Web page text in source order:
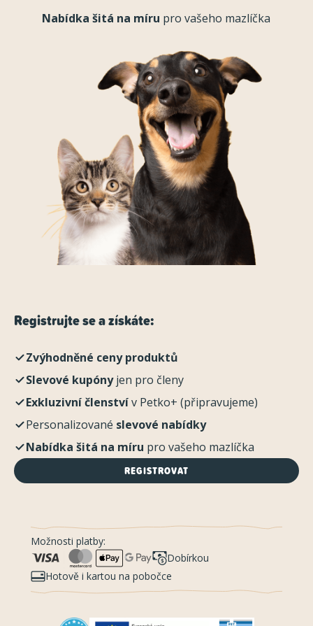
Nabídka šitá na míru pro vašeho mazlíčka
Registrujte se a získáte:
Zvýhodněné ceny produktů
Slevové kupónyjen pro členy
Exkluzivní členstvív Petko+ (připravujeme)
Personalizované slevové nabídky
Nabídka šitá na míru pro vašeho mazlíčka
REGISTROVAT
Možnosti platby:
Dobírkou
Hotově i kartou na pobočce